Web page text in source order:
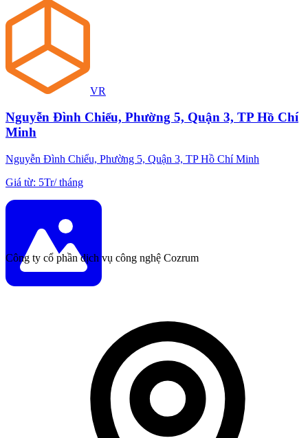
VR
Nguyễn Đình Chiểu, Phường 5, Quận 3, TP Hồ Chí
Minh
Nguyễn Đình Chiểu, Phường 5, Quận 3, TP Hồ Chí Minh
Giá từ: 5Tr/tháng
Công ty cổ phần dịch vụ công nghệ Cozrum